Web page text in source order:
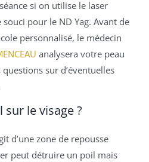
si on utilise le laser
pour le ND Yag. Avant de
personnalisé, le médecin
analysera votre peau
sur d’éventuelles
le visage ?
d’une zone de repousse
peut détruire un poil mais